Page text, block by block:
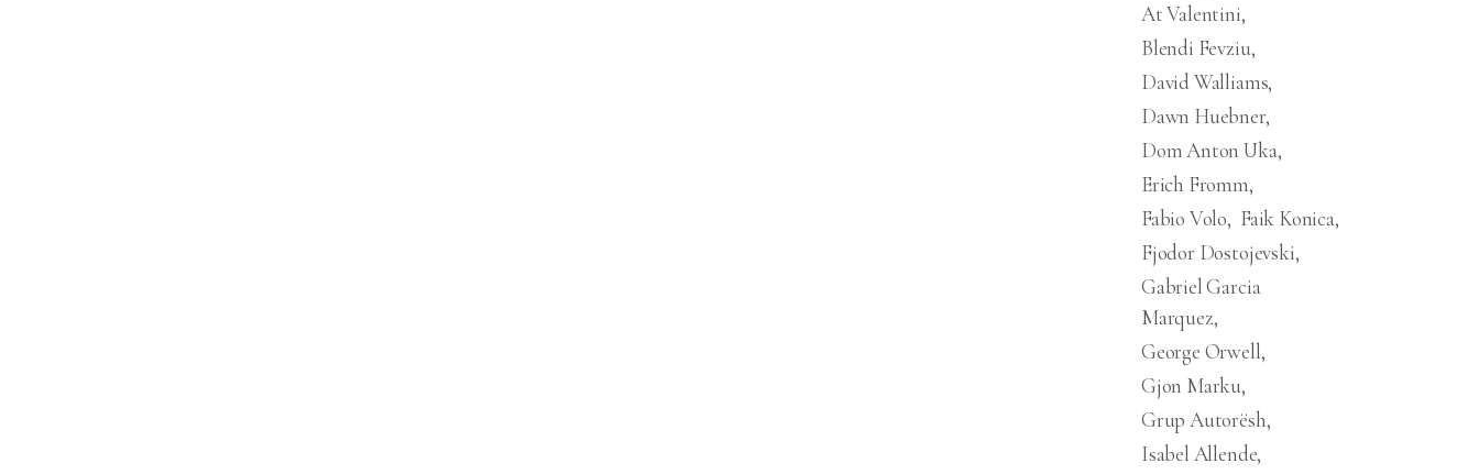
At Valentini
Blendi Fevziu
David Walliams
Dawn Huebner
Dom Anton Uka
Erich Fromm
Fabio Volo
Faik Konica
Fjodor Dostojevski
Gabriel Garcia
Marquez
George Orwell
Gjon Marku
Grup Autorësh
Isabel Allende